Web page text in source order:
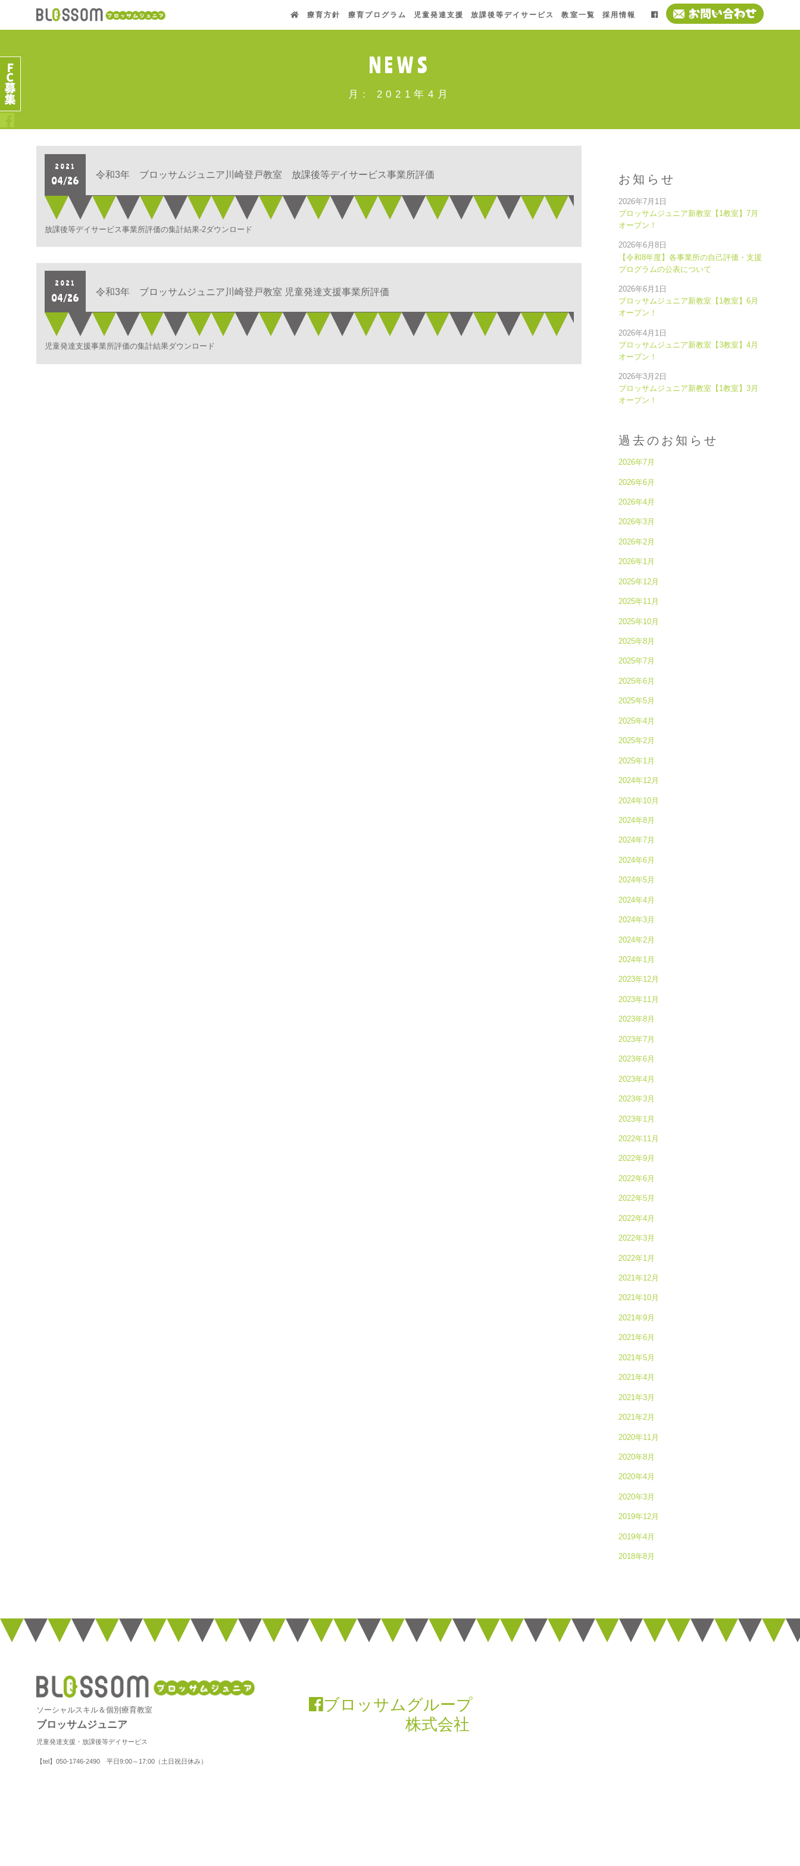
療育方針 療育プログラム 児童発達支援 放課後等デイサービス 教室一覧 採用情報
NEWS
月: 2021年4月
2021
04/26
令和3年 ブロッサムジュニア川崎登戸教室 放課後等デイサービス事業所評価
放課後等デイサービス事業所評価の集計結果-2ダウンロード
2021
04/26
令和3年 ブロッサムジュニア川崎登戸教室 児童発達支援事業所評価
児童発達支援事業所評価の集計結果ダウンロード
お知らせ
ブロッサムジュニア新教室【1教室】7月
オープン！
2026年7月1日
【令和8年度】各事業所の自己評価・支援
プログラムの公表について
2026年6月8日
ブロッサムジュニア新教室【1教室】6月
オープン！
2026年6月1日
ブロッサムジュニア新教室【3教室】4月
オープン！
2026年4月1日
ブロッサムジュニア新教室【1教室】3月
オープン！
2026年3月2日
過去のお知らせ
2026年7月
2026年6月
2026年4月
2026年3月
2026年2月
2026年1月
2025年12月
2025年11月
2025年10月
2025年8月
2025年7月
2025年6月
2025年5月
2025年4月
2025年2月
2025年1月
2024年12月
2024年10月
2024年8月
2024年7月
2024年6月
2024年5月
2024年4月
2024年3月
2024年2月
2024年1月
2023年12月
2023年11月
2023年8月
2023年7月
2023年6月
2023年4月
2023年3月
2023年1月
2022年11月
2022年9月
2022年6月
2022年5月
2022年4月
2022年3月
2022年1月
2021年12月
2021年10月
2021年9月
2021年6月
2021年5月
2021年4月
2021年3月
2021年2月
2020年11月
2020年8月
2020年4月
2020年3月
2019年12月
2019年4月
2018年8月
ソーシャルスキル＆個別療育教室
ブロッサムジュニア
児童発達支援・放課後等デイサービス
【tel】050-1746-2490 平日9:00～17:00（土日祝日休み）
ブロッサムグループ
株式会社